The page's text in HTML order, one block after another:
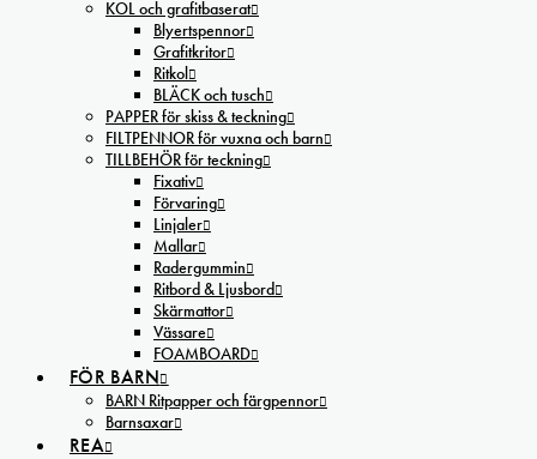
KOL och grafitbaserat
Blyertspennor
Grafitkritor
Ritkol
BLÄCK och tusch
PAPPER för skiss & teckning
FILTPENNOR för vuxna och barn
TILLBEHÖR för teckning
Fixativ
Förvaring
Linjaler
Mallar
Radergummin
Ritbord & Ljusbord
Skärmattor
Vässare
FOAMBOARD
FÖR BARN
BARN Ritpapper och färgpennor
Barnsaxar
REA